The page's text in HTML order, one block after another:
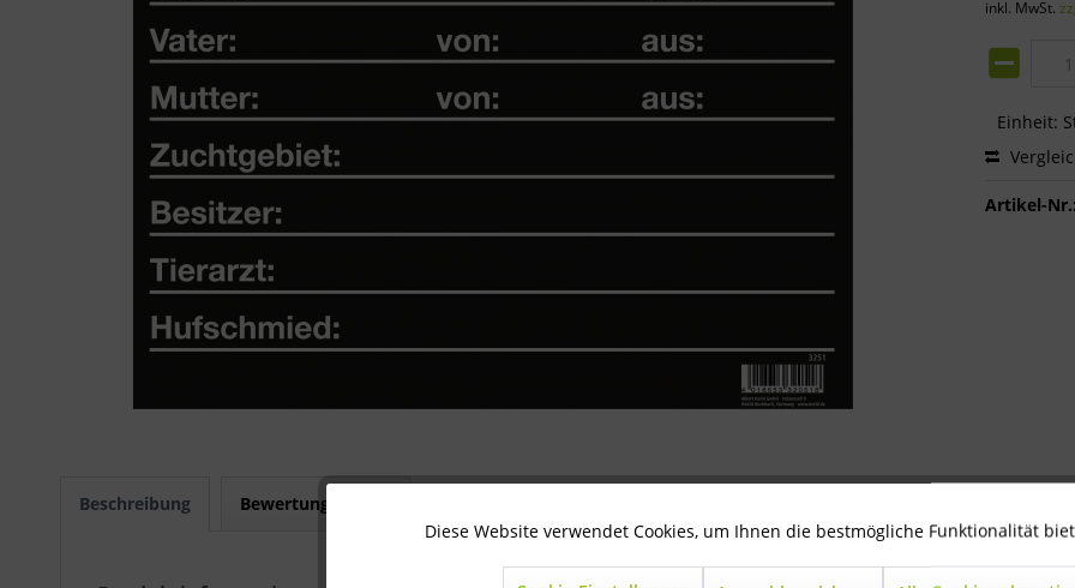
inkl. MwSt.
Einheit:
Artikel-Nr.:
Beschreibung Bewertungen
Technisch notwendig
Diese Website verwendet Cookies, um Ihnen die bestmögliche Funktionalität